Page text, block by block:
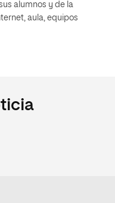
alumnos y de la
aula, equipos